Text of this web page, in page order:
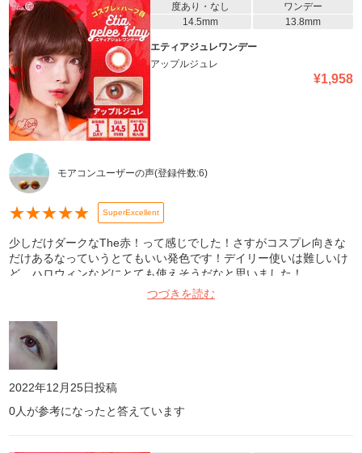
度あり・なし
ワンデー
14.5mm
13.8mm
エティアジュレワンデー
アップルジュレ
¥1,958
モアコンユーザーの声(登録件数:6)
★★★★★ SuperExcellent
少しだけダークなThe赤！って感じでした！さすがコスプレ向きな
だけあるなっていうとてもいい発色です！デイリー使いは難しいけ
ど、ハロウィンなどにとても使えそうだなと思いました！
つづきを読む
2022年12月25日投稿
0人が参考になったと答えています